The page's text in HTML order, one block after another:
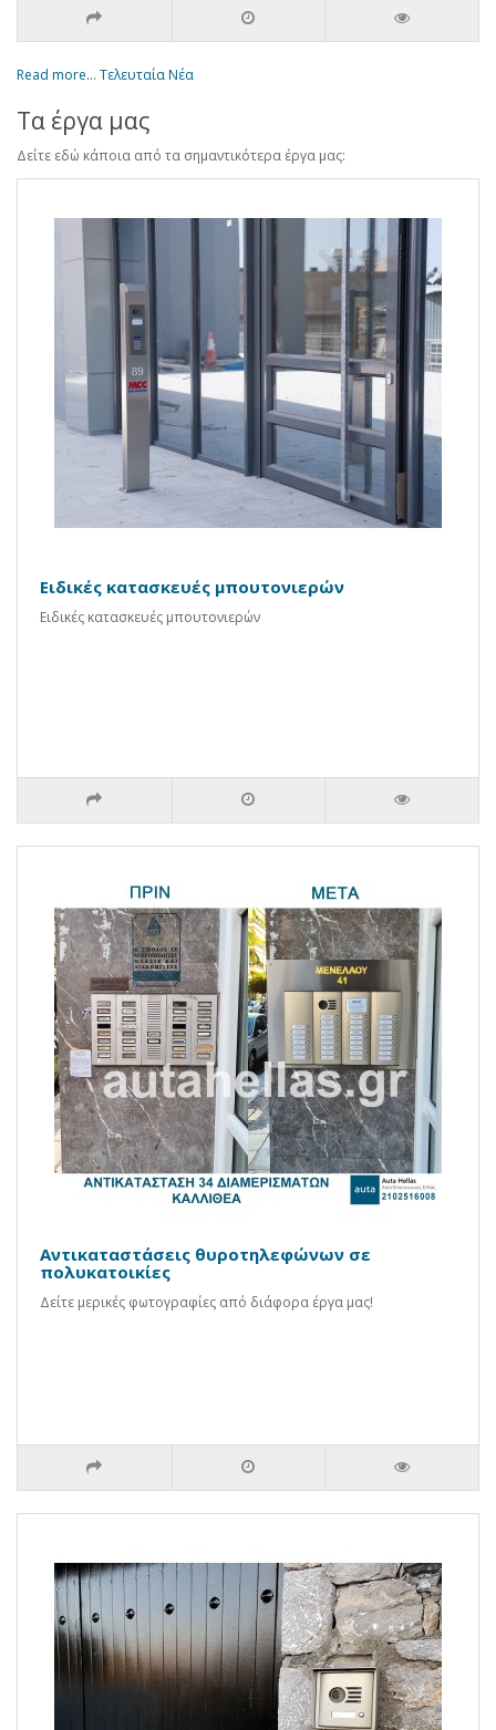
Read more... Τελευταία Νέα
Τα έργα μας
Δείτε εδώ κάποια από τα σημαντικότερα έργα μας:
Ειδικές κατασκευές μπουτονιερών
Ειδικές κατασκευές μπουτονιερών
Αντικαταστάσεις θυροτηλεφώνων σε
πολυκατοικίες
Δείτε μερικές φωτογραφίες από διάφορα έργα μας!